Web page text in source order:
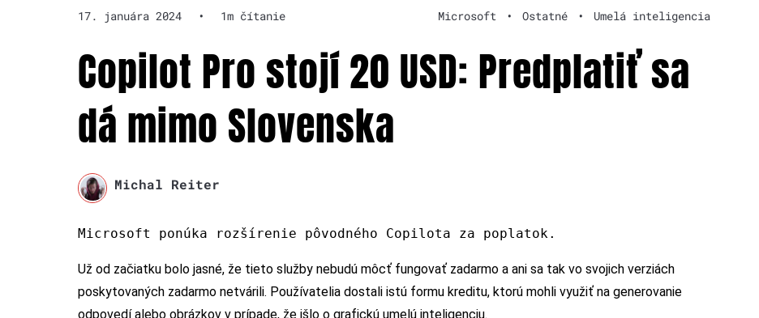
17. januára 2024 • 1m čítanie Microsoft • Ostatné • Umelá inteligencia
Copilot Pro stojí 20 USD: Predplatiť sa
dá mimo Slovenska
Michal Reiter
Microsoft ponúka rozšírenie pôvodného Copilota za poplatok.
Už od začiatku bolo jasné, že tieto služby nebudú môcť fungovať zadarmo a ani sa tak vo svojich verziách
poskytovaných zadarmo netvárili. Používatelia dostali istú formu kreditu, ktorú mohli využiť na generovanie
odpovedí alebo obrázkov v prípade, že išlo o grafickú umelú inteligenciu.